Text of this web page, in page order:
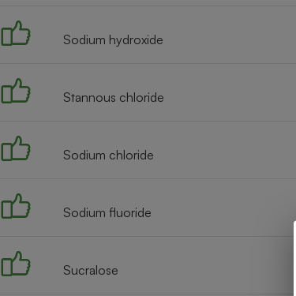
Sodium hydroxide
Stannous chloride
Sodium chloride
Sodium fluoride
Sucralose